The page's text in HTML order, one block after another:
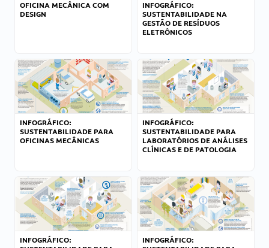
OFICINA MECÂNICA COM
DESIGN
INFOGRÁFICO:
SUSTENTABILIDADE NA
GESTÃO DE RESÍDUOS
ELETRÔNICOS
INFOGRÁFICO:
SUSTENTABILIDADE PARA
OFICINAS MECÂNICAS
INFOGRÁFICO:
SUSTENTABILIDADE PARA
LABORATÓRIOS DE ANÁLISES
CLÍNICAS E DE PATOLOGIA
INFOGRÁFICO:
INFOGRÁFICO: